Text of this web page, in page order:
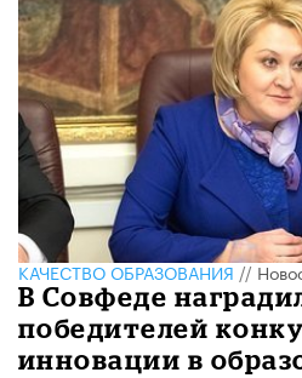
КАЧЕСТВО ОБРАЗОВАНИЯ//
В Совфеде
победителей
инновации в